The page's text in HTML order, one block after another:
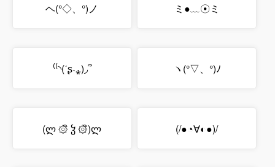
ヘ(°◇、°)ノ ミ●﹏☉ミ
⁽⁽◝(ˊʂ˴⁎)◞՞ ヽ(°▽、°)ﾉ
(ლ ۞ิ ჴ ۞ิ)ლ (/●◔∀◐●)/